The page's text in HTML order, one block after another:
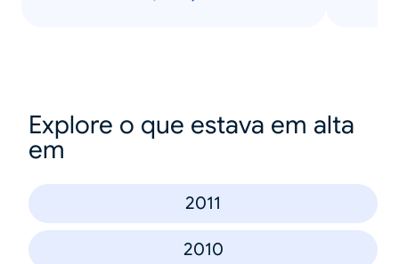
Explore o que estava em alta
em
2011
2010